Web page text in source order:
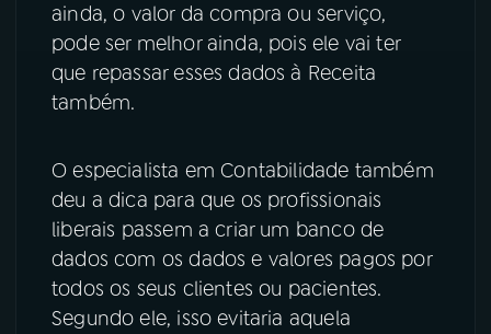
ainda, o valor da compra ou serviço,
pode ser melhor ainda, pois ele vai ter
que repassar esses dados à Receita
também.
O especialista em Contabilidade também
deu a dica para que os profissionais
liberais passem a criar um banco de
dados com os dados e valores pagos por
todos os seus clientes ou pacientes.
Segundo ele, isso evitaria aquela